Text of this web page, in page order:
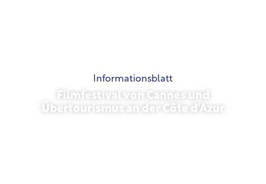
Informationsblatt
Filmfestival von Cannes und
Übertourismus an der Côte d'Azur